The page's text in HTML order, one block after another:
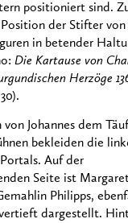
positioniert sind.
der Stifter von
in betender
Die Kartause von
Herzöge
Johannes dem
bekleiden die
Auf der
Seite ist
Philipps,
dargestellt.